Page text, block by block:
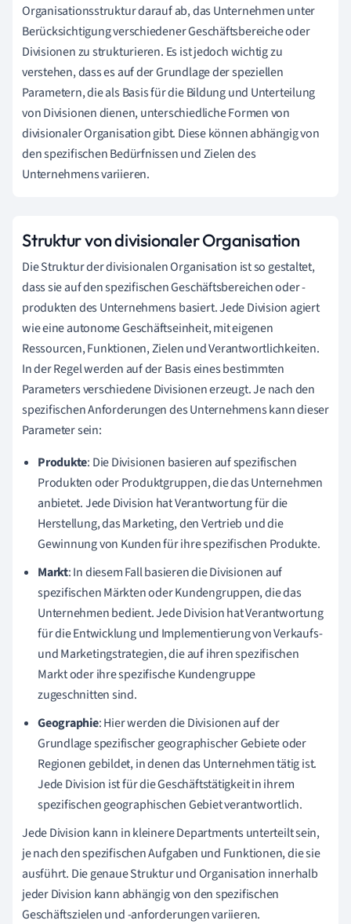
Organisationsstruktur darauf ab, das Unternehmen unter
Berücksichtigung verschiedener Geschäftsbereiche oder
Divisionen zu strukturieren. Es ist jedoch wichtig zu
verstehen, dass es auf der Grundlage der speziellen
Parametern, die als Basis für die Bildung und Unterteilung
von Divisionen dienen, unterschiedliche Formen von
divisionaler Organisation gibt. Diese können abhängig von
den spezifischen Bedürfnissen und Zielen des
Unternehmens variieren.
Struktur von divisionaler Organisation
Die Struktur der divisionalen Organisation ist so gestaltet,
dass sie auf den spezifischen Geschäftsbereichen oder -
produkten des Unternehmens basiert. Jede Division agiert
wie eine autonome Geschäftseinheit, mit eigenen
Ressourcen, Funktionen, Zielen und Verantwortlichkeiten.
In der Regel werden auf der Basis eines bestimmten
Parameters verschiedene Divisionen erzeugt. Je nach den
spezifischen Anforderungen des Unternehmens kann dieser
Parameter sein:
Produkte: Die Divisionen basieren auf spezifischen
Produkten oder Produktgruppen, die das Unternehmen
anbietet. Jede Division hat Verantwortung für die
Herstellung, das Marketing, den Vertrieb und die
Gewinnung von Kunden für ihre spezifischen Produkte.
Markt: In diesem Fall basieren die Divisionen auf
spezifischen Märkten oder Kundengruppen, die das
Unternehmen bedient. Jede Division hat Verantwortung
für die Entwicklung und Implementierung von Verkaufs-
und Marketingstrategien, die auf ihren spezifischen
Markt oder ihre spezifische Kundengruppe
zugeschnitten sind.
Geographie: Hier werden die Divisionen auf der
Grundlage spezifischer geographischer Gebiete oder
Regionen gebildet, in denen das Unternehmen tätig ist.
Jede Division ist für die Geschäftstätigkeit in ihrem
spezifischen geographischen Gebiet verantwortlich.
Jede Division kann in kleinere Departments unterteilt sein,
je nach den spezifischen Aufgaben und Funktionen, die sie
ausführt. Die genaue Struktur und Organisation innerhalb
jeder Division kann abhängig von den spezifischen
Geschäftszielen und -anforderungen variieren.